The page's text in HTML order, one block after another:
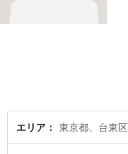
エリア 東京都、台東区